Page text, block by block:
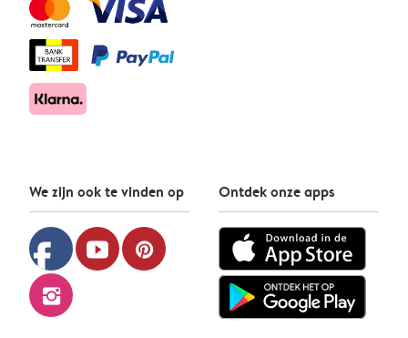
We zijn ook te vinden op
facebook youtube pinterest
instagram
Ontdek onze apps